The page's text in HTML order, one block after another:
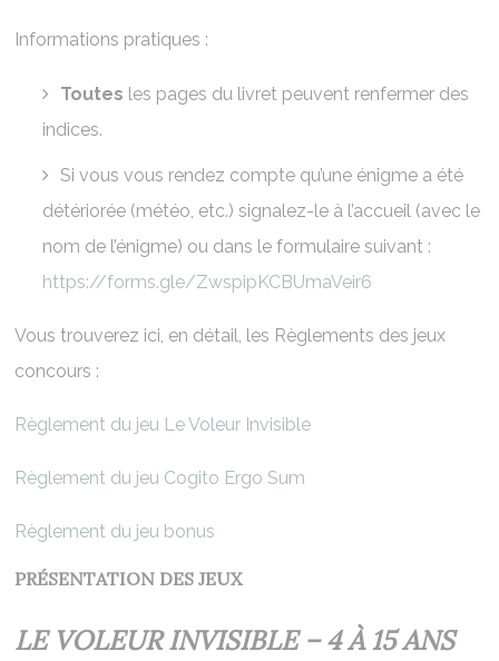
Informations pratiques :
Toutes les pages du livret peuvent renfermer des
indices.
Si vous vous rendez compte qu’une énigme a été
détériorée (météo, etc.) signalez-le à l’accueil (avec le
nom de l’énigme) ou dans le formulaire suivant :
https://forms.gle/ZwspipKCBUmaVeir6
Vous trouverez ici, en détail, les Règlements des jeux
concours :
Règlement du jeu Le Voleur Invisible
Règlement du jeu Cogito Ergo Sum
Règlement du jeu bonus
PRÉSENTATION DES JEUX
LE VOLEUR INVISIBLE – 4 À 15 ANS